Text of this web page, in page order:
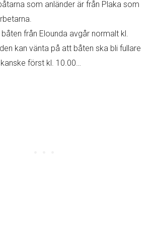
som anländer är från Plaka som
från Elounda avgår normalt kl.
kan vänta på att båten ska bli fullare
först kl. 10.00…